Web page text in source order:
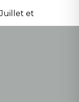
et